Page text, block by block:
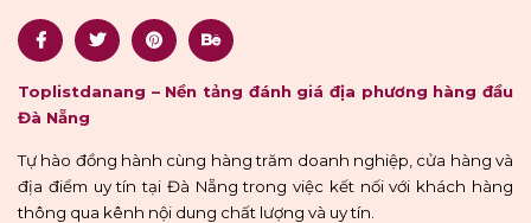
Toplistdanang – Nền tảng đánh giá địa phương hàng đầu
Đà Nẵng
Tự hào đồng hành cùng hàng trăm doanh nghiệp, cửa hàng và
địa điểm uy tín tại Đà Nẵng trong việc kết nối với khách hàng
thông qua kênh nội dung chất lượng và uy tín.